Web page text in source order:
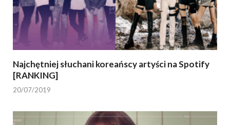
Najchętniej słuchani koreańscy artyści na Spotify
[RANKING]
20/07/2019